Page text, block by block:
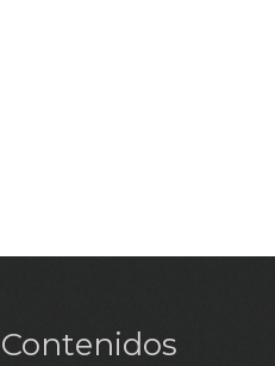
Contenidos